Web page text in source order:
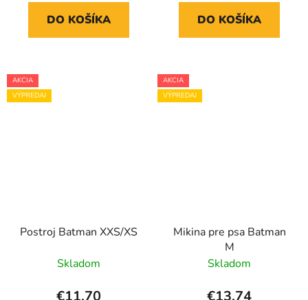
DO KOŠÍKA DO KOŠÍKA
AKCIA
VÝPREDAJ
Postroj Batman XXS/XS
Skladom
AKCIA
VÝPREDAJ
Mikina pre psa Batman
M
Skladom